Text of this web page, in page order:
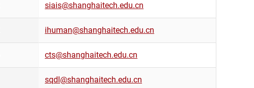
siais@shanghaitech.edu.cn
ihuman@shanghaitech.edu.cn
cts@shanghaitech.edu.cn
sqdl@shanghaitech.edu.cn